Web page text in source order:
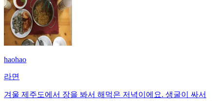
haohao
라면
겨울 제주도에서 장을 봐서 해먹은 저녁이에요. 생굴이 싸서